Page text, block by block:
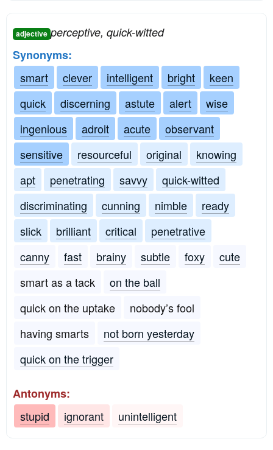
adjective perceptive, quick-witted
Synonyms:
smart
clever intelligent bright
keen
quick
discerning astute alert
wise
ingenious
adroit acute
observant
sensitive
resourceful original
knowing
apt
penetrating savvy
quick-witted
discriminating
cunning nimble
ready
slick
brilliant critical
penetrative
canny
fast brainy subtle foxy
cute
smart as a tack
on the ball
quick on the uptake
nobody’s fool
having smarts
not born yesterday
quick on the trigger
Antonyms:
stupid
ignorant unintelligent